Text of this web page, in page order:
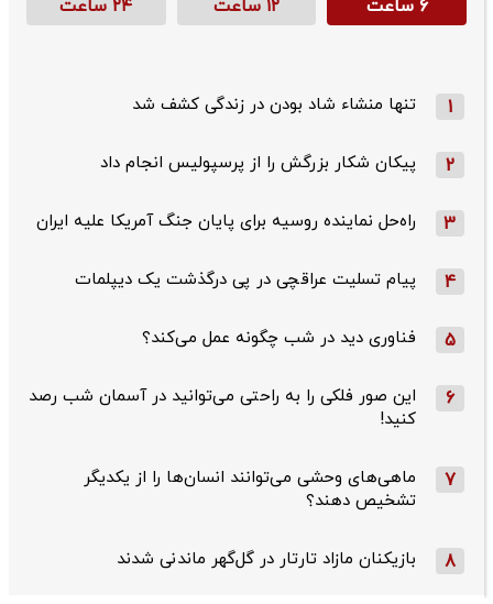
۶ ساعت ۱۲ ساعت ۲۴ ساعت
1 تنها منشاء شاد بودن در زندگی کشف شد
2 پیکان شکار بزرگش را از پرسپولیس انجام داد
3 راه‌حل نماینده روسیه برای پایان جنگ آمریکا علیه ایران
4 پیام تسلیت عراقچی در پی درگذشت یک دیپلمات
5 فناوری دید در شب چگونه عمل می‌کند؟
6
این صور فلکی را به راحتی می‌توانید در آسمان شب رصد
کنید!
7
ماهی‌های وحشی می‌توانند انسان‌ها را از یکدیگر
تشخیص دهند؟
8 بازیکنان مازاد تارتار در گل‌گهر ماندنی شدند